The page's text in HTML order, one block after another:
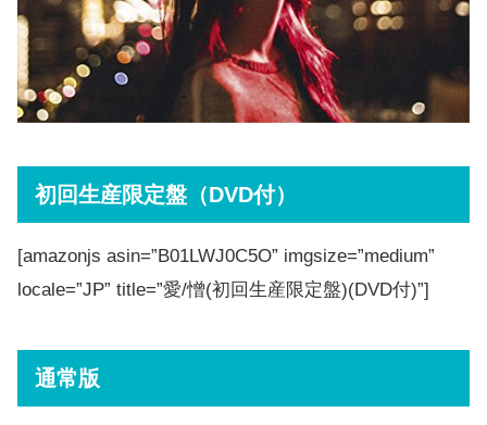
初回生産限定盤（DVD付）
[amazonjs asin=”B01LWJ0C5O” imgsize=”medium”
locale=”JP” title=”愛/憎(初回生産限定盤)(DVD付)”]
通常版